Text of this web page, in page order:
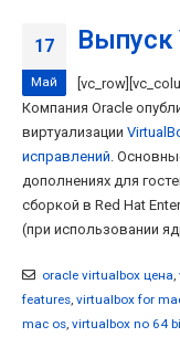
17
Май
Выпуск
Компания Oracle
виртуализации
исправлений.
дополнениях для
сборкой в Red Hat
(при использовании
oracle virtualbox цена,
features, virtualbox for
mac os, virtualbox no 64